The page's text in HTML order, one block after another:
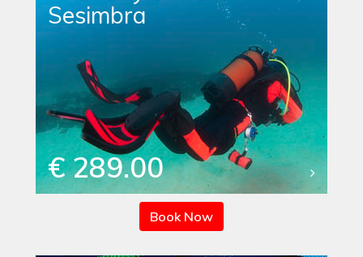
Sesimbra
€ 289.00
Book Now